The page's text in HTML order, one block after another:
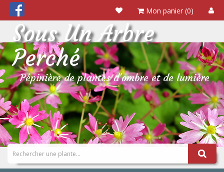
Mon panier (0)
Sous Un Arbre
Perché
Pépinière de plantes d'ombre et de lumière